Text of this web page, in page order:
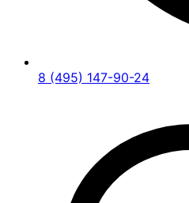
8 (495) 147-90-24